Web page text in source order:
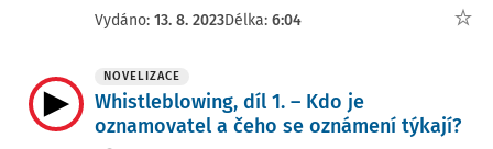
Vydáno: 13. 8. 2023Délka: 6:04
NOVELIZACE
Whistleblowing, díl 1. – Kdo je
oznamovatel a čeho se oznámení týkají?